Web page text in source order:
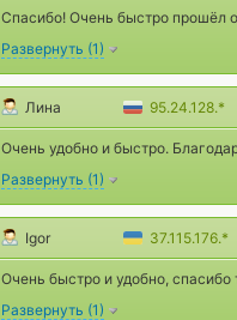
Спасибо! Очень быстро прошёл
Развернуть (1)
Лина 95.24.128.*
Очень удобно и быстро.
Развернуть (1)
Igor 37.115.176.*
Очень быстро и удобно,
Развернуть (1)